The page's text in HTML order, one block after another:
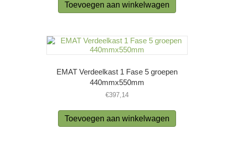
Toevoegen aan winkelwagen
EMAT Verdeelkast 1 Fase 5 groepen
440mmx550mm
€397,14
Toevoegen aan winkelwagen